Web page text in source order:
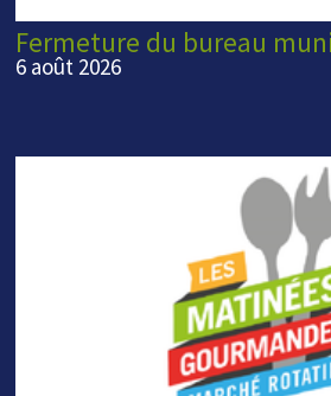
Fermeture du bureau
6 août 2026